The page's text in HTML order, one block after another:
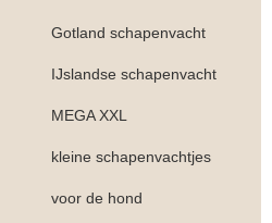
Gotland schapenvacht
IJslandse schapenvacht
MEGA XXL
kleine schapenvachtjes
voor de hond